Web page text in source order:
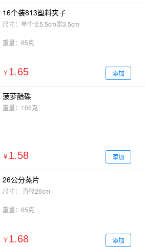
16个装813塑料夹子
尺寸：单个长5.5cm宽3.5cm
重量：65克
￥ 1.65 添加
菠萝醋碟
重量：105克
￥ 1.58 添加
26公分蒸片
尺寸： 直径26cm
重量：65克
￥ 1.68 添加